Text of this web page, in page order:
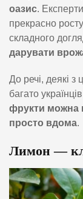
оазис.
прекрасно
складного
дарувати
До речі, деякі з
багато
фрукти можна
просто вдома.
Лимон —